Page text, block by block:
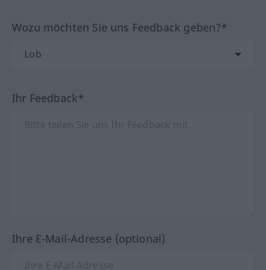
Wozu möchten Sie uns Feedback geben?*
Ihr Feedback*
Ihre E-Mail-Adresse (optional)